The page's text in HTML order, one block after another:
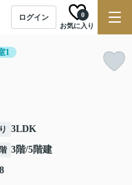
ログイン
お気に入り
0
1
3LDK
3階/5階建